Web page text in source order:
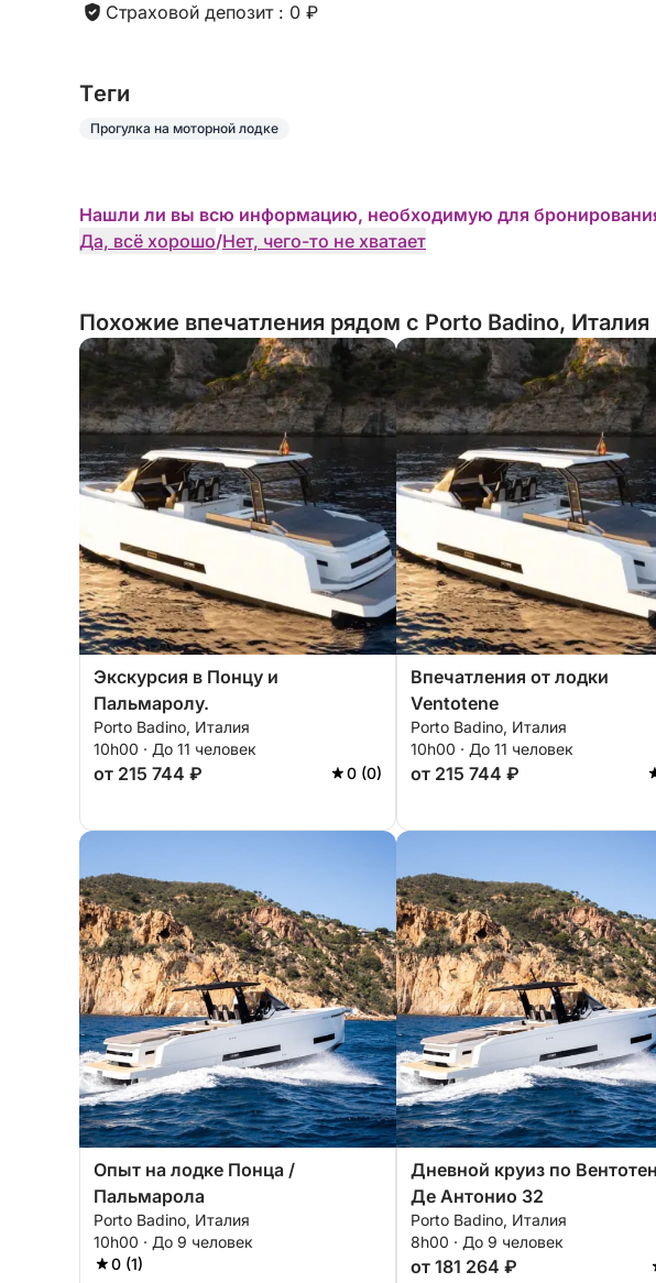
Страховой депозит : 0 ₽
Tеги
Прогулка на моторной лодке
Нашли ли вы всю информацию, необходимую для
Да, всё хорошо/Нет, чего-то не хватает
Похожие впечатления рядом с Porto Badino, Италия
Экскурсия в Понцу и
Пальмаролу.
Porto Badino, Италия
10h00 · До 11 человек
от 215 744 ₽ 0 (0)
Впечатления от лодки
Ventotene
Porto Badino, Италия
10h00 · До 11 человек
от 215 744 ₽
Опыт на лодке Понца /
Пальмарола
Porto Badino, Италия
10h00 · До 9 человек
0 (1)
Дневной круиз по
Де Антонио 32
Porto Badino, Италия
8h00 · До 9 человек
от 181 264 ₽